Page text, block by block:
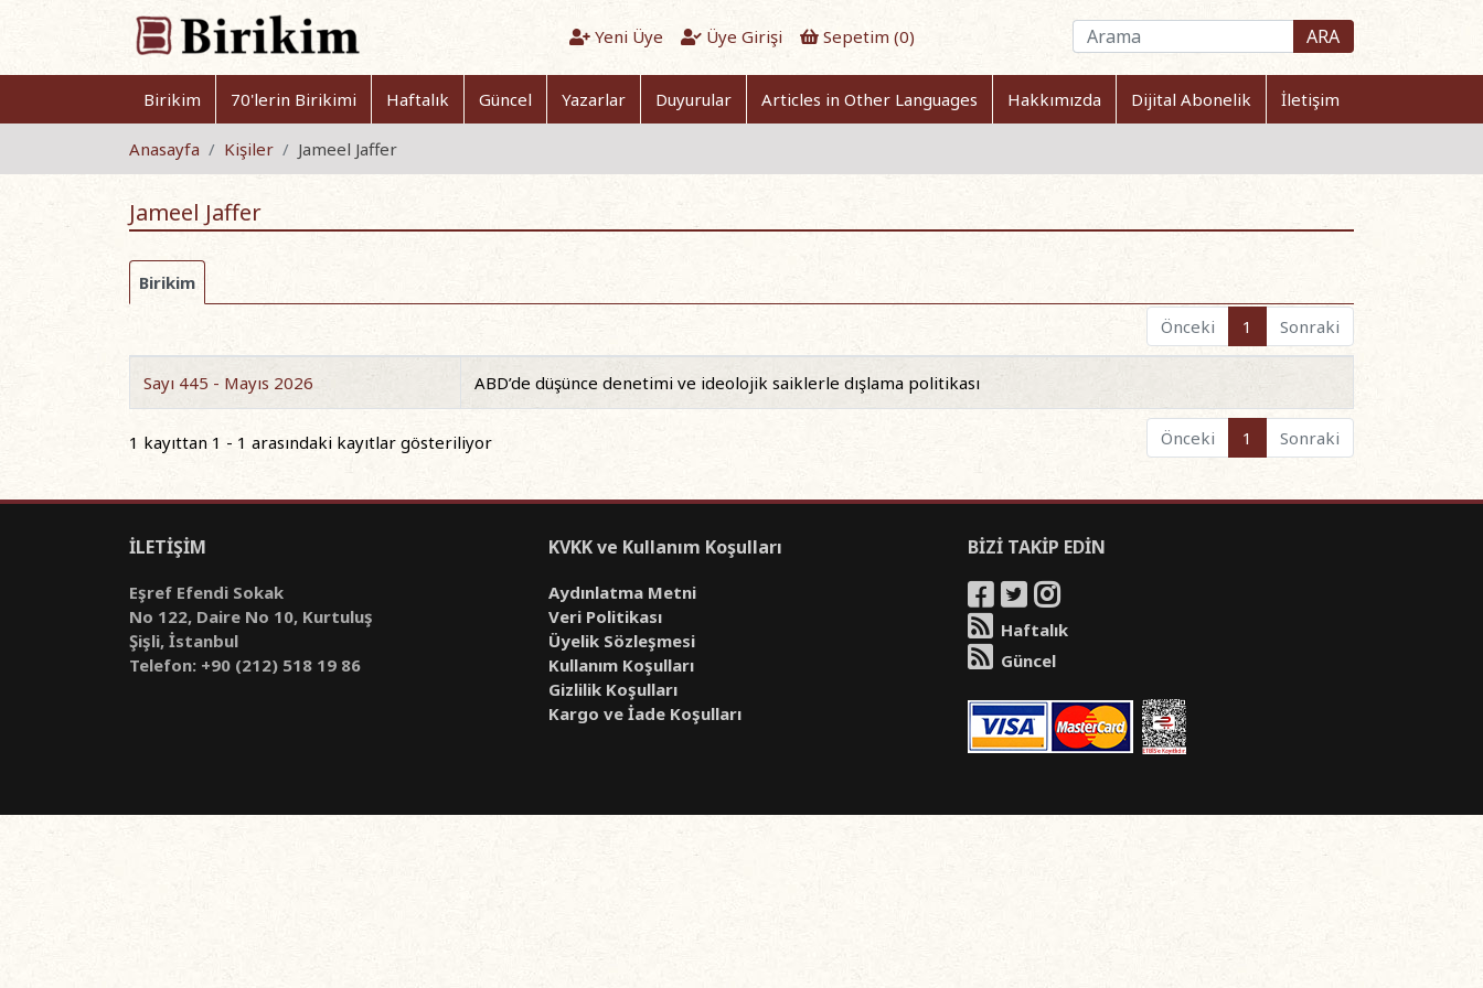
Yeni Üye Üye Girişi Sepetim (0) ARA
Birikim 70'lerin Birikimi Haftalık Güncel Yazarlar Duyurular Articles in Other Languages Hakkımızda Dijital Abonelik İletişim
Anasayfa Kişiler Jameel Jaffer
Jameel Jaffer
Birikim
Önceki
1 Sonraki
Sayı 445 - Mayıs 2026 ABD’de düşünce denetimi ve ideolojik saiklerle dışlama politikası
1 kayıttan 1 - 1 arasındaki kayıtlar gösteriliyor Önceki 1 Sonraki
İLETİŞİM
Eşref Efendi Sokak
No 122, Daire No 10, Kurtuluş
Şişli, İstanbul
Telefon: +90 (212) 518 19 86
KVKK ve Kullanım Koşulları
Aydınlatma Metni
Veri Politikası
Üyelik Sözleşmesi
Kullanım Koşulları
Gizlilik Koşulları
Kargo ve İade Koşulları
BİZİ TAKİP EDİN
Haftalık
Güncel